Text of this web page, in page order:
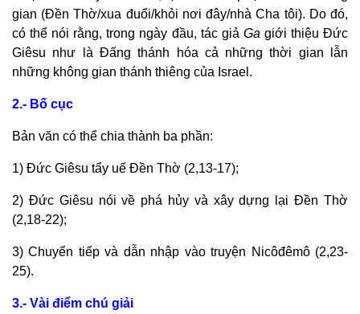
gian (Đền Thờ/xua đuổi/khỏi nơi đây/nhà Cha tôi). Do đó,
có thể nói rằng, trong ngày đầu, tác giả Ga giới thiệu Đức
Giêsu như là Đấng thánh hóa cả những thời gian lẫn
những không gian thánh thiêng của Israel.
2.- Bố cục
Bản văn có thể chia thành ba phần:
1) Đức Giêsu tẩy uế Đền Thờ (2,13-17);
2) Đức Giêsu nói về phá hủy và xây dựng lại Đền Thờ
(2,18-22);
3) Chuyển tiếp và dẫn nhập vào truyện Nicôđêmô (2,23-
25).
3.- Vài điểm chú giải